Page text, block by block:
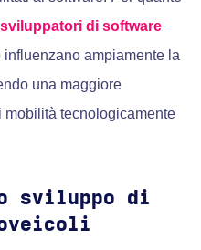
sviluppatori di software
ampiamente la
una maggiore
tecnologicamente
sviluppo di